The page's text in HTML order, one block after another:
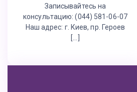
Записывайтесь на
консультацию: (044) 581-06-07
Наш адрес: г. Киев, пр. Героев
[…]